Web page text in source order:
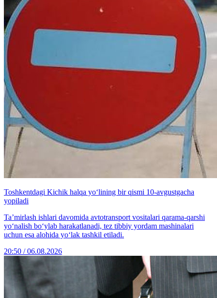
Toshkentdagi Kichik halqa yo‘lining bir qismi 10-avgustgacha
yopiladi
Ta’mirlash ishlari davomida avtotransport vositalari qarama-qarshi
yo‘nalish bo‘ylab harakatlanadi, tez tibbiy yordam mashinalari
uchun esa alohida yo‘lak tashkil etiladi.
20:50 / 06.08.2026